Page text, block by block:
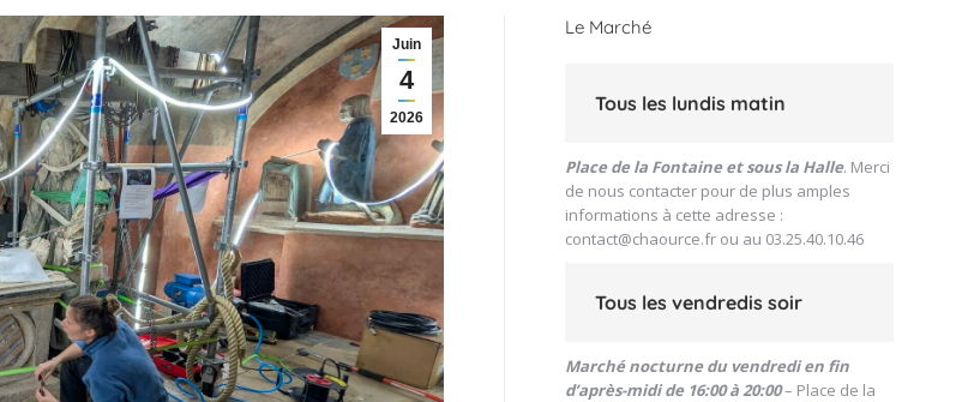
Juin
4
2026
Le Marché
Tous les lundis matin
Place de la Fontaine et sous la Halle. Merci
de nous contacter pour de plus amples
informations à cette adresse :
contact@chaource.fr ou au 03.25.40.10.46
Tous les vendredis soir
Marché nocturne du vendredi en fin
d’après-midi de 16:00 à 20:00– Place de la